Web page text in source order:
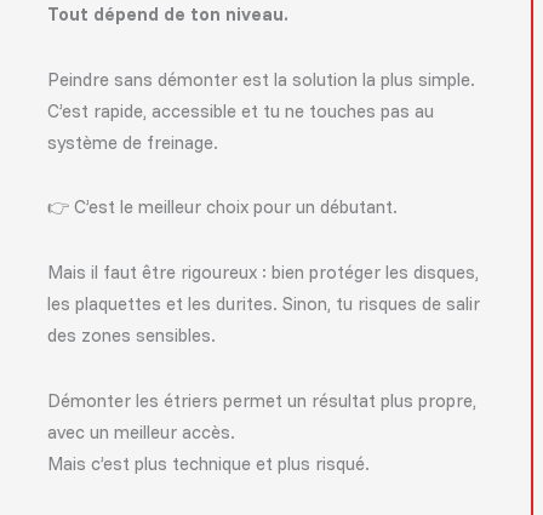
Tout dépend de ton niveau.
Peindre sans démonter est la solution la plus simple.
C’est rapide, accessible et tu ne touches pas au
système de freinage.
👉 C’est le meilleur choix pour un débutant.
Mais il faut être rigoureux : bien protéger les disques,
les plaquettes et les durites. Sinon, tu risques de salir
des zones sensibles.
Démonter les étriers permet un résultat plus propre,
avec un meilleur accès.
Mais c’est plus technique et plus risqué.